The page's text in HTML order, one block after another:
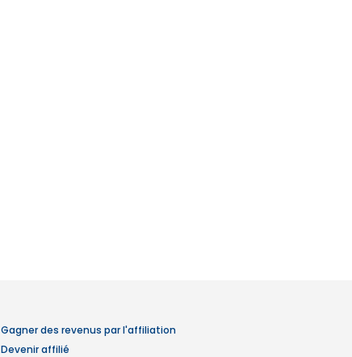
Gagner des revenus par l'affiliation
Devenir affilié